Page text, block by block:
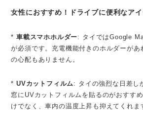
女性におすすめ！ドライブに便利なア
*車載スマホホルダー: タイではGoogle
が必須です。充電機能付きのホルダーがあ
の心配もありません。
*UVカットフィルム : タイの強烈な日差し
窓にUVカットフィルムを貼るのがおすす
けでなく、車内の温度上昇も抑えてくれま